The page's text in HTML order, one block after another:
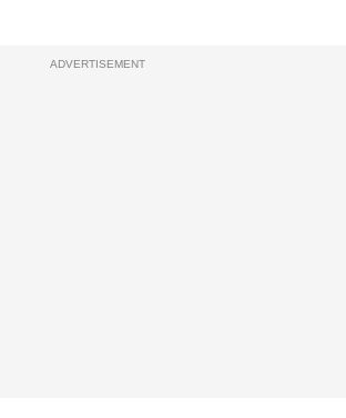
ADVERTISEMENT